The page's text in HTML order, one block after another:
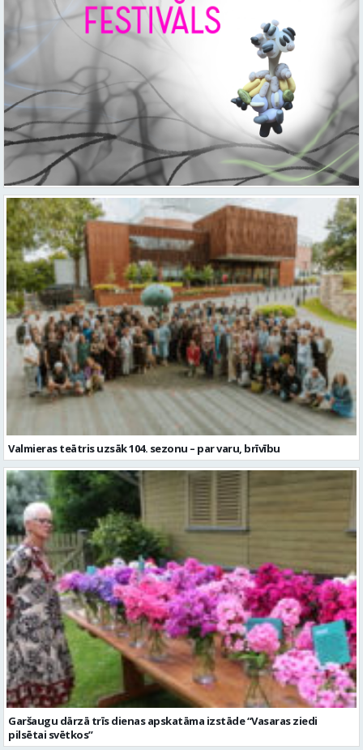
Valmieras teātris uzsāk 104. sezonu – par varu, brīvību
Garšaugu dārzā trīs dienas apskatāma izstāde “Vasaras ziedi
pilsētai svētkos”